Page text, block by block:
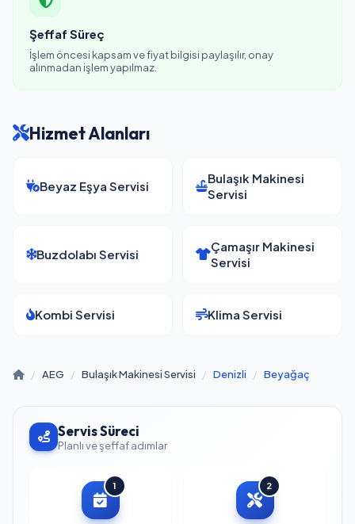
Şeffaf Süreç
İşlem öncesi kapsam ve fiyat bilgisi paylaşılır, onay
alınmadan işlem yapılmaz.
Hizmet Alanları
Beyaz Eşya Servisi
Bulaşık Makinesi
Servisi
Buzdolabı Servisi
Çamaşır Makinesi
Servisi
Kombi Servisi Klima Servisi
/ AEG / Bulaşık Makinesi Servisi / Denizli / Beyağaç
Servis Süreci
Planlı ve şeffaf adımlar
1 2